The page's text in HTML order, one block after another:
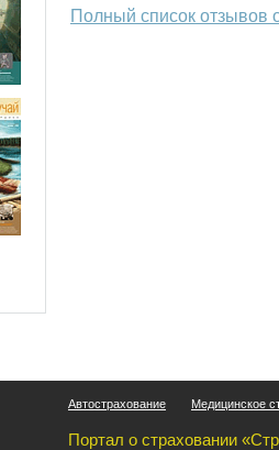
Полный список отзывов
Автострахование Медицинское
Портал о страховании